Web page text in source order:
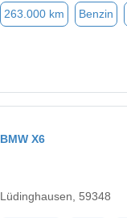
263.000 km Benzin
BMW X6
Lüdinghausen, 59348